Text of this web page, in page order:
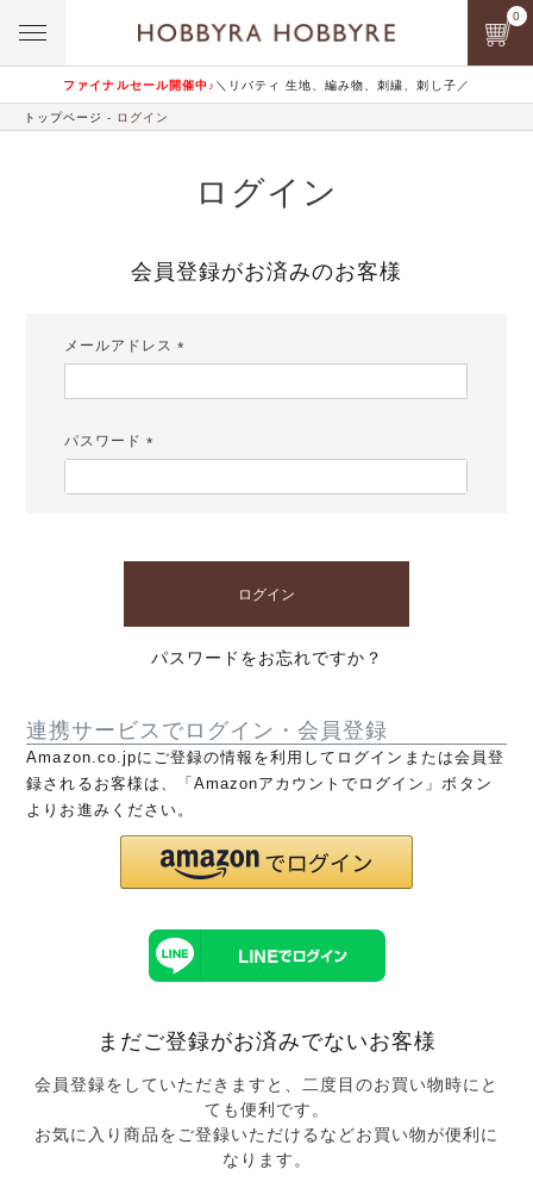
ファイナルセール開催中♪ ＼リバティ 生地、編み物、刺繍、刺し子／
0
トップページ ログイン
ログイン
会員登録がお済みのお客様
メールアドレス
パスワード
ログイン
パスワードをお忘れですか？
連携サービスでログイン・会員登録
Amazon.co.jpにご登録の情報を利用してログインまたは会員登
録されるお客様は、「Amazonアカウントでログイン」ボタン
よりお進みください。
まだご登録がお済みでないお客様
会員登録をしていただきますと、二度目のお買い物時にと
ても便利です。
お気に入り商品をご登録いただけるなどお買い物が便利に
なります。